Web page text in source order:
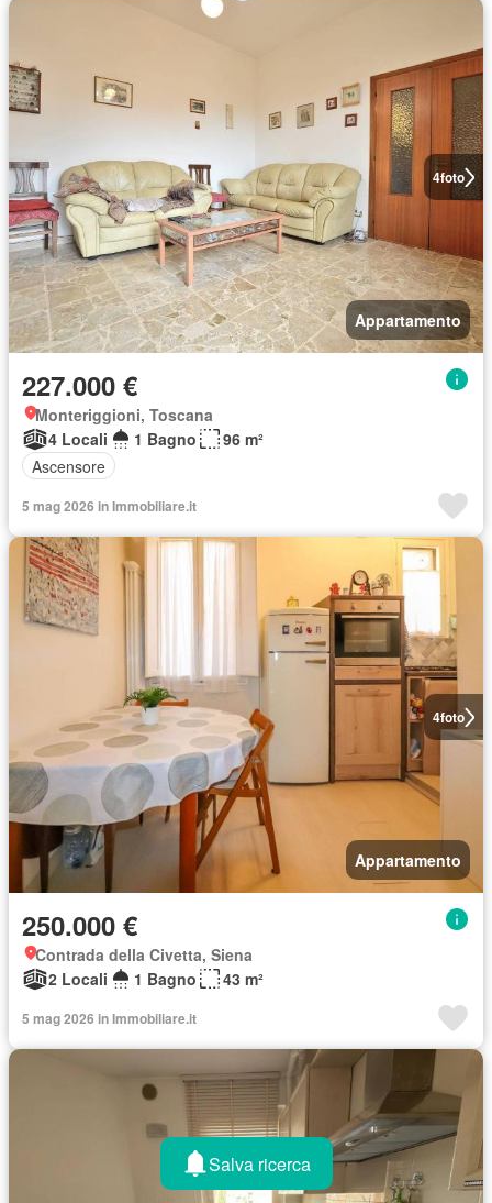
4foto
Appartamento
227.000 €
Monteriggioni, Toscana
4 Locali
1 Bagno
96 m²
Ascensore
5 mag 2026 in Immobiliare.it
4foto
Appartamento
250.000 €
Contrada della Civetta, Siena
2 Locali
1 Bagno 43 m²
5 mag 2026 in Immobiliare.it
Salva ricerca